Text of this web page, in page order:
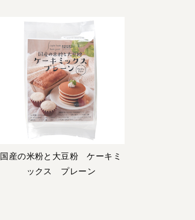
国産の米粉と大豆粉 ケーキミ
ックス プレーン